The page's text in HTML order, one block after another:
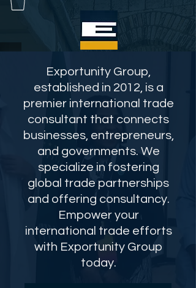
Exportunity Group,
established in 2012, is a
premier international trade
consultant that connects
businesses, entrepreneurs,
and governments. We
specialize in fostering
global trade partnerships
and offering consultancy.
Empower your
international trade efforts
with Exportunity Group
today.